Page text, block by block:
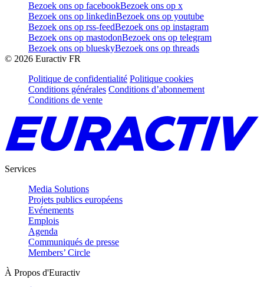
Bezoek ons op facebookBezoek ons op x
Bezoek ons op linkedinBezoek ons op youtube
Bezoek ons op rss-feedBezoek ons op instagram
Bezoek ons op mastodonBezoek ons op telegram
Bezoek ons op blueskyBezoek ons op threads
© 2026 Euractiv FR
Politique de confidentialité Politique cookies
Conditions générales Conditions d’abonnement
Conditions de vente
Services
Media Solutions
Projets publics européens
Evénements
Emplois
Agenda
Communiqués de presse
Members’ Circle
À Propos d'Euractiv